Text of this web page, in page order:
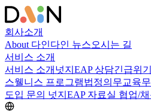
회사소개
About 다인다인 뉴스오시는 길
서비스 소개
서비스 소개 넛지EAP 상담긴급위
스웰니스 프로그램법정의무교육
도입 문의 넛지EAP 자료실 협업/